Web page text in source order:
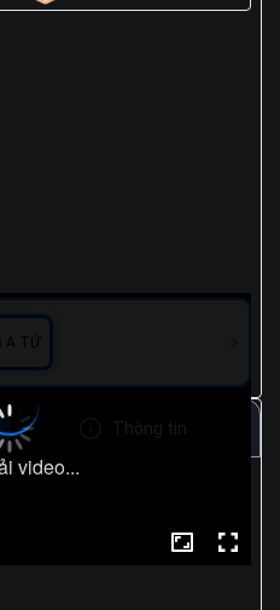
video...
A TỨ
Thông tin